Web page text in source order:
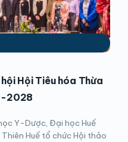
Hội Tiêu hóa Thừa
2028
Y-Dược, Đại học Huế
Huế tổ chức Hội thảo